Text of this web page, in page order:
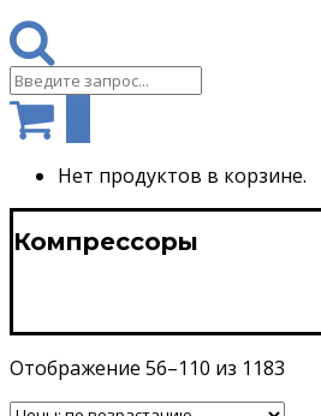
Нет продуктов в корзине.
Компрессоры
Отображение 56–110 из 1183